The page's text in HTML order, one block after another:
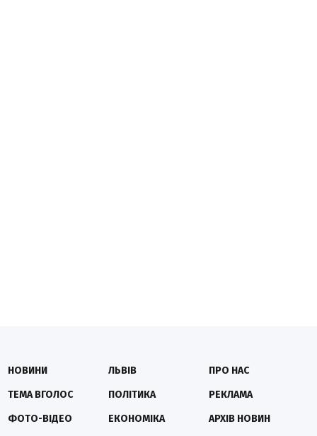
НОВИНИ
ТЕМА ВГОЛОС
ФОТО-ВІДЕО
ЛЬВІВ
ПОЛІТИКА
ЕКОНОМІКА
ПРО НАС
РЕКЛАМА
АРХІВ НОВИН